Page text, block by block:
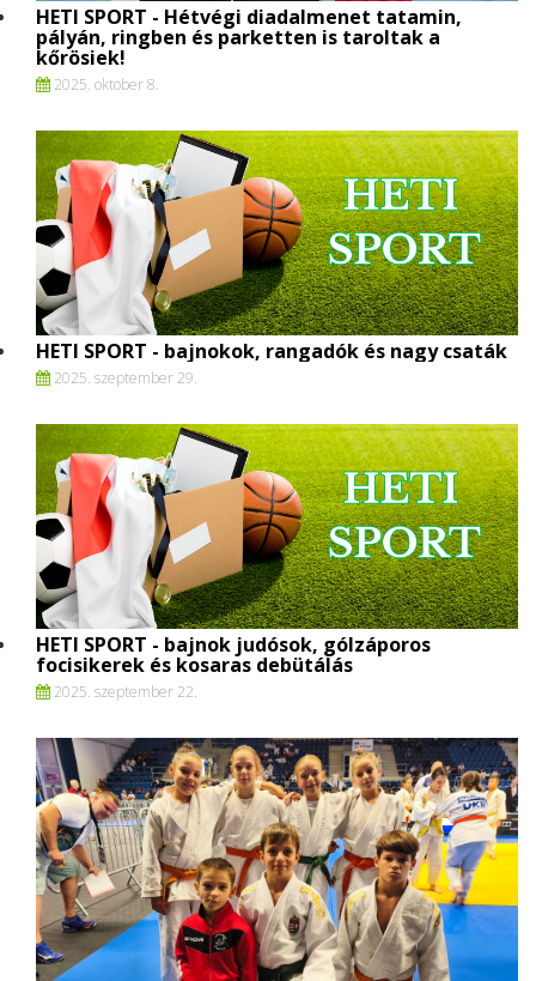
HETI SPORT - Hétvégi diadalmenet tatamin,
pályán, ringben és parketten is taroltak a
kőrösiek!
2025. oktober 8.
HETI SPORT - bajnokok, rangadók és nagy csaták
2025. szeptember 29.
HETI SPORT - bajnok judósok, gólzáporos
focisikerek és kosaras debütálás
2025. szeptember 22.